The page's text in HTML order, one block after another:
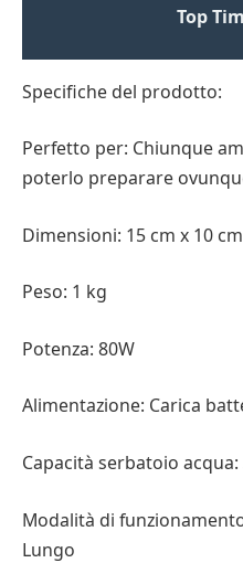
Top
Specifiche del prodotto:
Perfetto per: Chiunque
poterlo preparare
Dimensioni: 15 cm x 10
Peso: 1 kg
Potenza: 80W
Alimentazione: Carica
Capacità serbatoio acqua:
Modalità di
Lungo